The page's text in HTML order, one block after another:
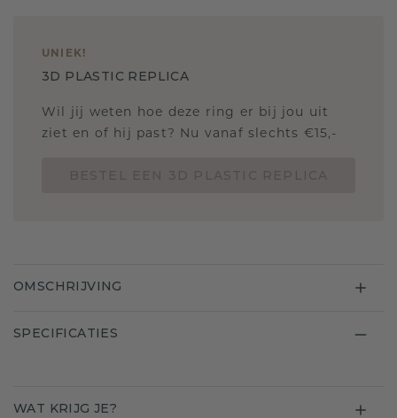
UNIEK!
3D PLASTIC REPLICA
Wil jij weten hoe deze ring er bij jou uit
ziet en of hij past? Nu vanaf slechts €15,-
OMSCHRIJVING
SPECIFICATIES
WAT KRIJG JE?